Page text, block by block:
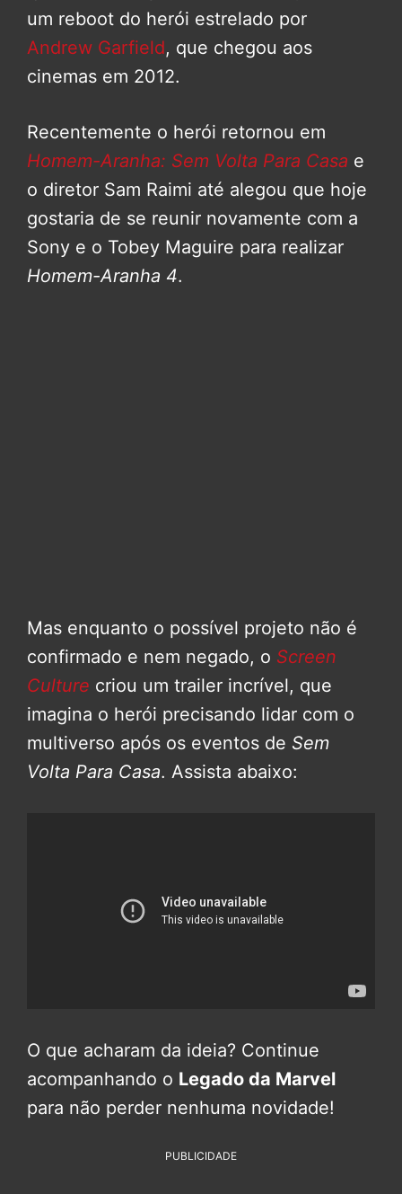
um reboot do herói estrelado por
Andrew Garfield, que chegou aos
cinemas em 2012.
Recentemente o herói retornou em
Homem-Aranha: Sem Volta Para Casa e
o diretor Sam Raimi até alegou que hoje
gostaria de se reunir novamente com a
Sony e o Tobey Maguire para realizar
Homem-Aranha 4.
Mas enquanto o possível projeto não é
confirmado e nem negado, o Screen
Culture criou um trailer incrível, que
imagina o herói precisando lidar com o
multiverso após os eventos de Sem
Volta Para Casa. Assista abaixo:
O que acharam da ideia? Continue
acompanhando o Legado da Marvel
para não perder nenhuma novidade!
PUBLICIDADE